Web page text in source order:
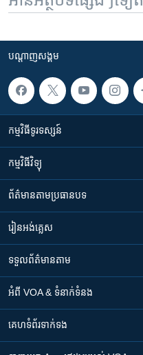
បណ្តាញ​សង្គម
កម្មវិធី​ទូរទស្សន៍
កម្មវិធី​វិទ្យុ
ព័ត៌មាន​តាមប្រធានបទ​
រៀន​​អង់គ្លេស
ទទួល​ព័ត៌មាន​តាម
អំពី​ VOA & ទំនាក់ទំនង
គេហទំព័រ​​ទាក់ទង